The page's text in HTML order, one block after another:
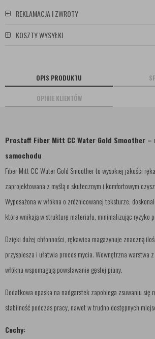
REKLAMACJA I ZWROTY
KOSZTY WYSYŁKI
OPIS PRODUKTU
OPINIE KLIENTÓW
Prostaff Fiber Mitt CC Water Gold Smoother –
samochodu
Fiber Mitt CC Water Gold Smoother to wysokiej jakości
zaprojektowana z myślą o skutecznym i komfortowym
Wyposażona w włókna o zróżnicowanej teksturze,
które wnikają w strukturę materiału, minimalizując ryzyko
Dzięki dużej chłonności, rękawica magazynuje znaczną
przyspiesza i ułatwia proces mycia. Wewnętrzna warstwa
włókna wspomagają powstawanie gęstej piany.
Dodatkowa opaska na nadgarstek zapobiega zsuwaniu się
stabilność podczas pracy, nawet w trudno dostępnych
Cechy: